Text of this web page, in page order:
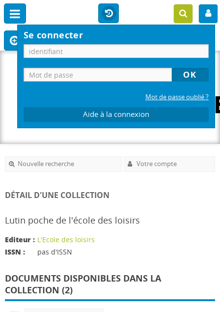
Se connecter
Mot de passe oublié ?
Aide à la connexion
Nouvelle recherche Votre compte
DÉTAIL D'UNE COLLECTION
Lutin poche de l'école des loisirs
Editeur : L'Ecole des loisirs
ISSN :
pas d'ISSN
DOCUMENTS DISPONIBLES DANS LA
COLLECTION (2)